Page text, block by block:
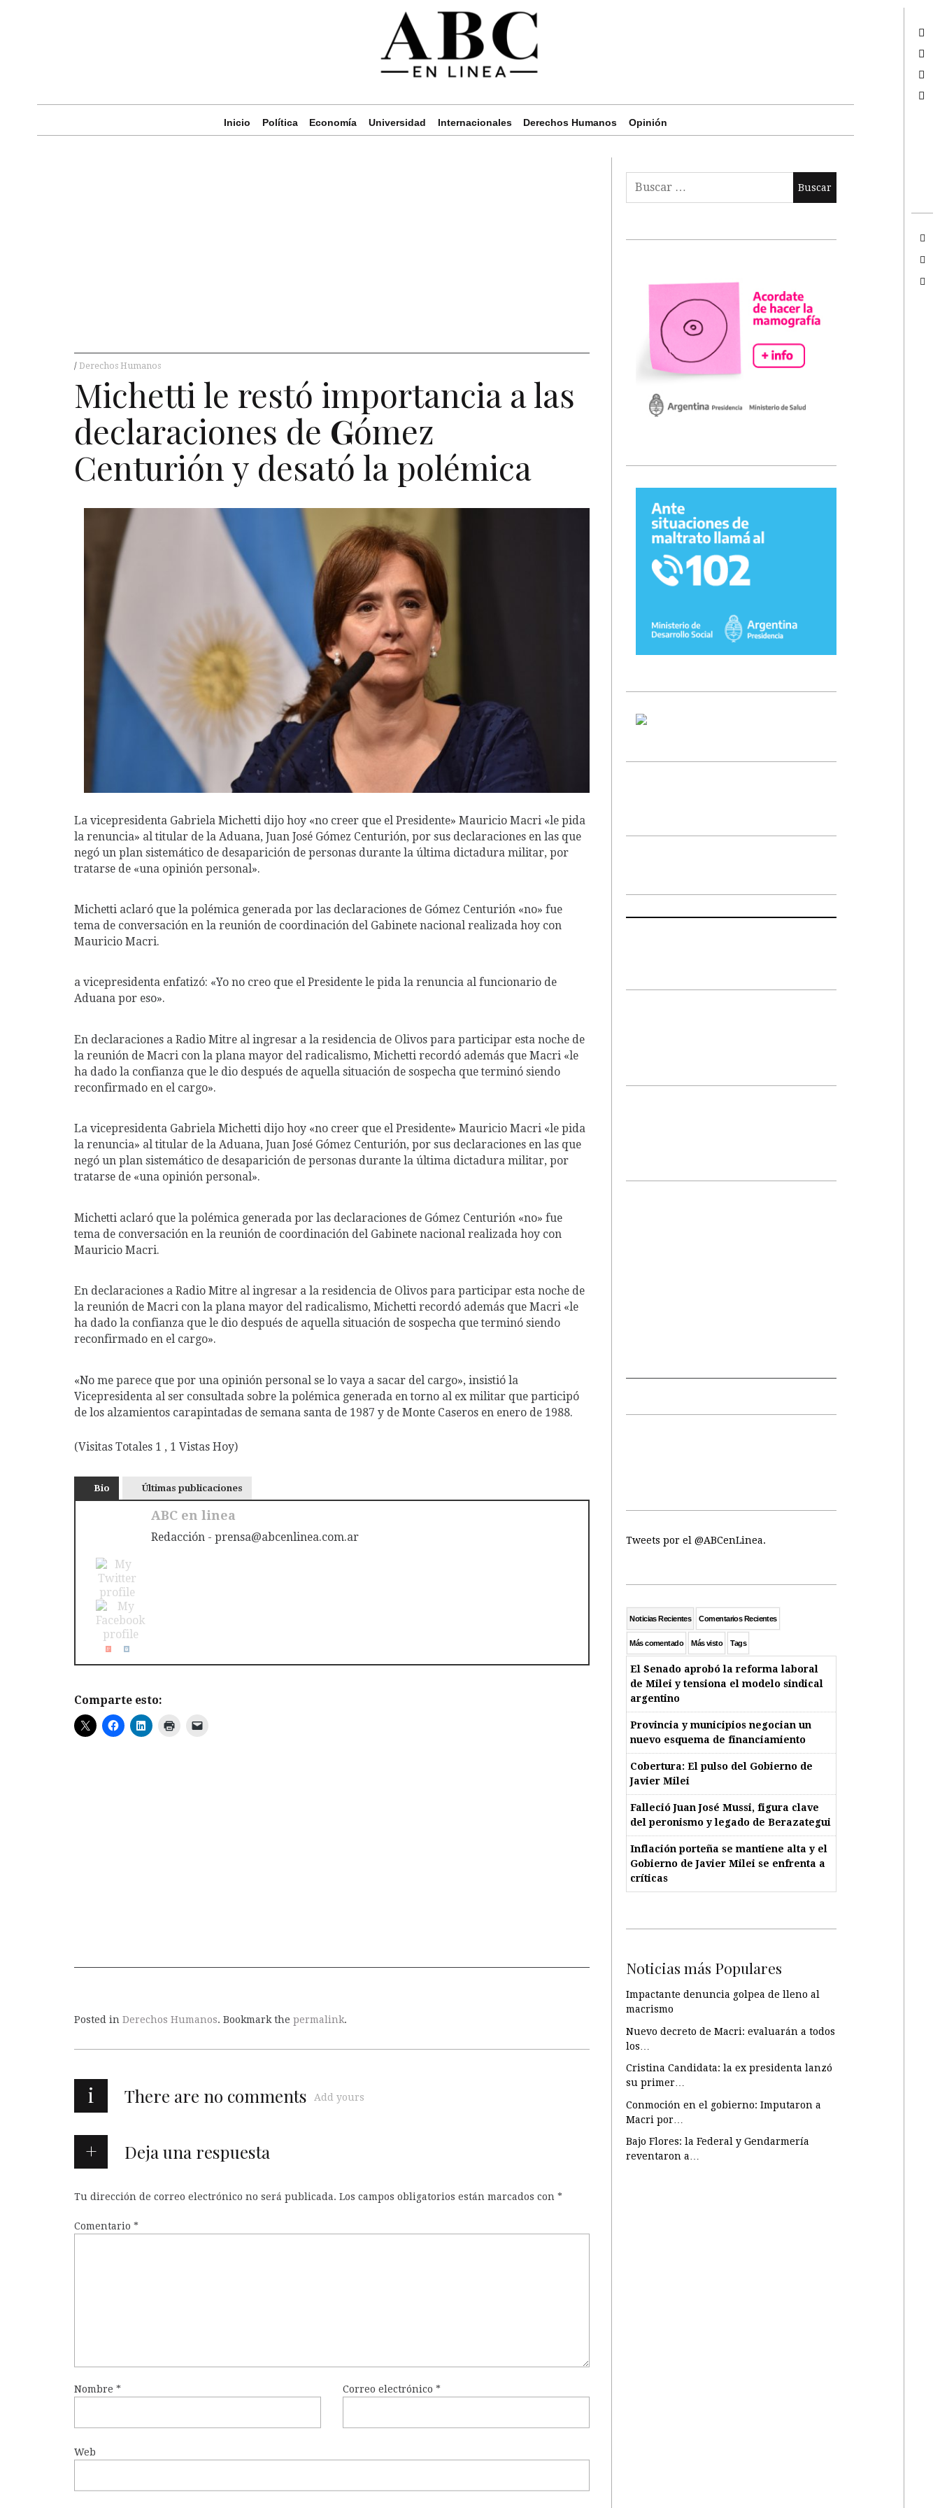
Inicio Política Economía Universidad Internacionales Derechos Humanos Opinión
Derechos Humanos
Michetti le restó importancia a las
declaraciones de Gómez
Centurión y desató la polémica
La vicepresidenta Gabriela Michetti dijo hoy «no creer que el Presidente» Mauricio Macri «le pida
la renuncia» al titular de la Aduana, Juan José Gómez Centurión, por sus declaraciones en las que
negó un plan sistemático de desaparición de personas durante la última dictadura militar, por
tratarse de «una opinión personal».
Michetti aclaró que la polémica generada por las declaraciones de Gómez Centurión «no» fue
tema de conversación en la reunión de coordinación del Gabinete nacional realizada hoy con
Mauricio Macri.
a vicepresidenta enfatizó: «Yo no creo que el Presidente le pida la renuncia al funcionario de
Aduana por eso».
En declaraciones a Radio Mitre al ingresar a la residencia de Olivos para participar esta noche de
la reunión de Macri con la plana mayor del radicalismo, Michetti recordó además que Macri «le
ha dado la confianza que le dio después de aquella situación de sospecha que terminó siendo
reconfirmado en el cargo».
La vicepresidenta Gabriela Michetti dijo hoy «no creer que el Presidente» Mauricio Macri «le pida
la renuncia» al titular de la Aduana, Juan José Gómez Centurión, por sus declaraciones en las que
negó un plan sistemático de desaparición de personas durante la última dictadura militar, por
tratarse de «una opinión personal».
Michetti aclaró que la polémica generada por las declaraciones de Gómez Centurión «no» fue
tema de conversación en la reunión de coordinación del Gabinete nacional realizada hoy con
Mauricio Macri.
En declaraciones a Radio Mitre al ingresar a la residencia de Olivos para participar esta noche de
la reunión de Macri con la plana mayor del radicalismo, Michetti recordó además que Macri «le
ha dado la confianza que le dio después de aquella situación de sospecha que terminó siendo
reconfirmado en el cargo».
«No me parece que por una opinión personal se lo vaya a sacar del cargo», insistió la
Vicepresidenta al ser consultada sobre la polémica generada en torno al ex militar que participó
de los alzamientos carapintadas de semana santa de 1987 y de Monte Caseros en enero de 1988.
(Visitas Totales 1 , 1 Vistas Hoy)
Bio Últimas publicaciones
ABC en linea
Redacción - prensa@abcenlinea.com.ar
Comparte esto:
Posted in Derechos Humanos. Bookmark the permalink.
i There are no comments Add yours
Deja una respuesta
Tu dirección de correo electrónico no será publicada. Los campos obligatorios están marcados con *
Comentario *
Nombre * Correo electrónico*
Web
Tweets por el @ABCenLinea.
Noticias Recientes Comentarios Recientes
Más comentado Más visto Tags
El Senado aprobó la reforma laboral
de Milei y tensiona el modelo sindical
argentino
Provincia y municipios negocian un
nuevo esquema de financiamiento
Cobertura: El pulso del Gobierno de
Javier Milei
Falleció Juan José Mussi, figura clave
del peronismo y legado de Berazategui
Inflación porteña se mantiene alta y el
Gobierno de Javier Milei se enfrenta a
críticas
Noticias más Populares
Impactante denuncia golpea de lleno al
macrismo
Nuevo decreto de Macri: evaluarán a todos
los…
Cristina Candidata: la ex presidenta lanzó
su primer…
Conmoción en el gobierno: Imputaron a
Macri por…
Bajo Flores: la Federal y Gendarmería
reventaron a…